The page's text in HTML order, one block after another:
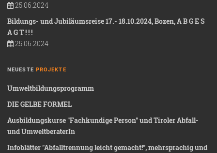
25.06.2024
Bildungs- und Jubiläumsreise 17.- 18.10.2024, Bozen, A B G E S
A G T ! ! !
25.06.2024
NEUESTE PROJEKTE
Umweltbildungsprogramm
DIE GELBE FORMEL
Ausbildungskurse "Fachkundige Person" und Tiroler Abfall-
und UmweltberaterIn
Infoblätter "Abfalltrennung leicht gemacht!", mehrsprachig und